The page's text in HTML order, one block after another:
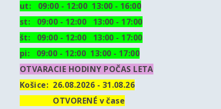
ut: 09:00 - 12:00 13:00 - 16:00
st: 09:00 - 12:00 13:00 - 17:00
št: 09:00 - 12:00 13:00 - 17:00
pi: 09:00 - 12:00 13:00 - 17:00
OTVARACIE HODINY POČAS LETA
Košice: 26.08.2026 - 31.08.26
OTVORENÉ v čase